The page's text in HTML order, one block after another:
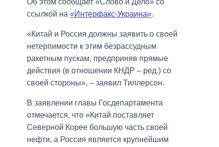
Об этом сообщает «Слово и Дело» со
ссылкой на «Интерфакс-Украина».
«Китай и Россия должны заявить о своей
нетерпимости к этим безрассудным
ракетным пускам, предприняв прямые
действия (в отношении КНДР – ред.) со
своей стороны», – заявил Тиллерсон.
В заявлении главы Госдепартамента
отмечается, что «Китай поставляет
Северной Корее большую часть своей
нефти, а Россия является крупнейшим